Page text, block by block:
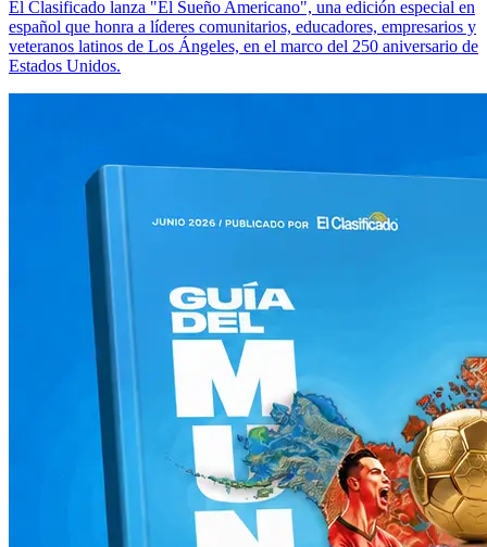
El Clasificado lanza "El Sueño Americano", una edición especial en
español que honra a líderes comunitarios, educadores, empresarios y
veteranos latinos de Los Ángeles, en el marco del 250 aniversario de
Estados Unidos.